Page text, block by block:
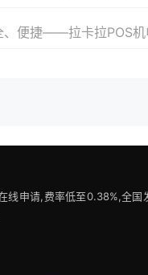
、便捷——拉卡拉POS机
线申请,费率低至0.38%,全国